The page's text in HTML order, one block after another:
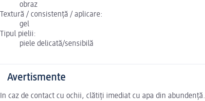
obraz
Textură / consistență / aplicare:
gel
Tipul pielii:
piele delicată/sensibilă
Avertismente
In caz de contact cu ochii, clătiți imediat cu apa din abundență.